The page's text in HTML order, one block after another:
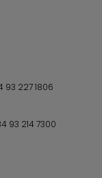
93 227 1806
93 214 7300